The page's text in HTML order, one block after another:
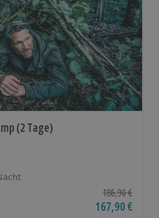
(2 Tage)
auf 179 Bewertungen
Ursprünglicher
186,90 €
Aktueller Preis
167,90 €